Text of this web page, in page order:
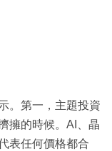
。第一，主題投資
擁的時候。AI、晶
表任何價格都合